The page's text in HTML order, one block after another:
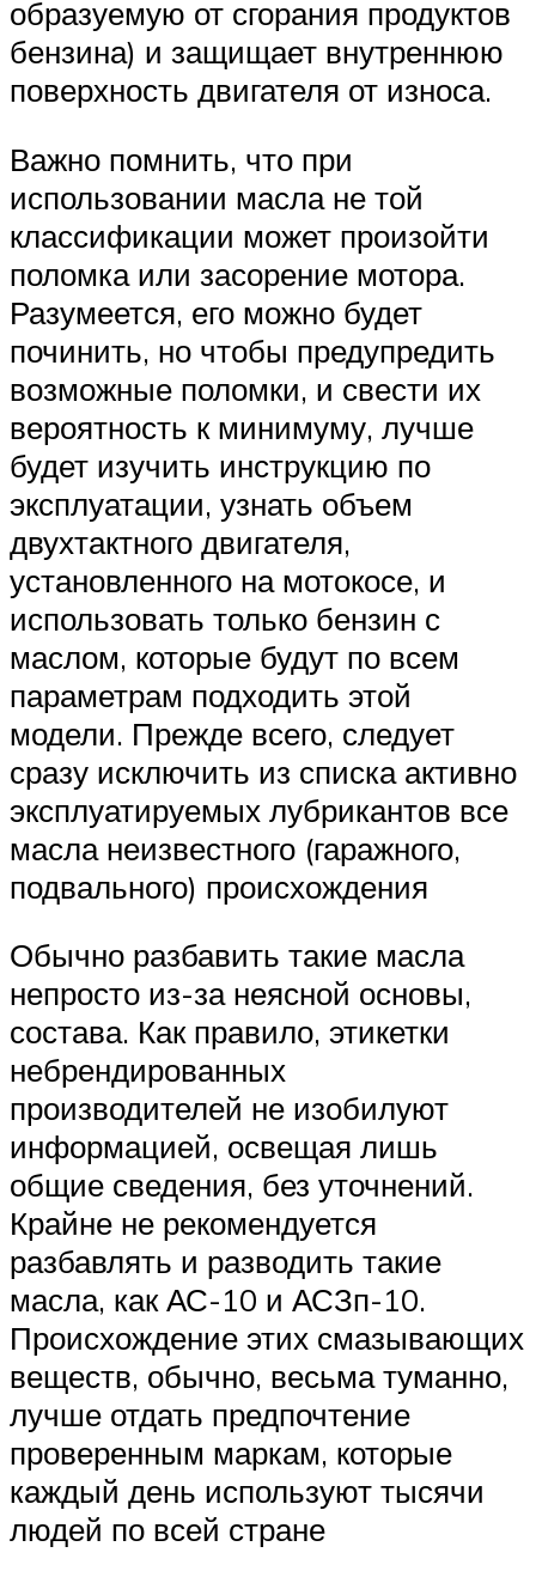
образуемую от сгорания продуктов
бензина) и защищает внутреннюю
поверхность двигателя от износа.
Важно помнить, что при
использовании масла не той
классификации может произойти
поломка или засорение мотора.
Разумеется, его можно будет
починить, но чтобы предупредить
возможные поломки, и свести их
вероятность к минимуму, лучше
будет изучить инструкцию по
эксплуатации, узнать объем
двухтактного двигателя,
установленного на мотокосе, и
использовать только бензин с
маслом, которые будут по всем
параметрам подходить этой
модели. Прежде всего, следует
сразу исключить из списка активно
эксплуатируемых лубрикантов все
масла неизвестного (гаражного,
подвального) происхождения
Обычно разбавить такие масла
непросто из-за неясной основы,
состава. Как правило, этикетки
небрендированных
производителей не изобилуют
информацией, освещая лишь
общие сведения, без уточнений.
Крайне не рекомендуется
разбавлять и разводить такие
масла, как АС-10 и АСЗп-10.
Происхождение этих смазывающих
веществ, обычно, весьма туманно,
лучше отдать предпочтение
проверенным маркам, которые
каждый день используют тысячи
людей по всей стране